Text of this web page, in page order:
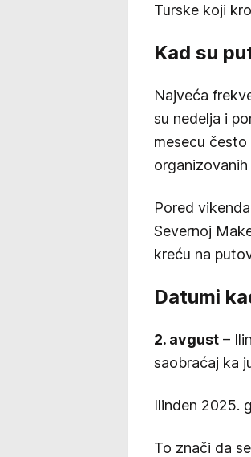
Turske koji
Kad su
Najveća
su nedelja i
mesecu
Pored
Severnoj
kreću na
Datumi
2. avgust –
saobraćaj ka
Ilinden 2025.
To znači da